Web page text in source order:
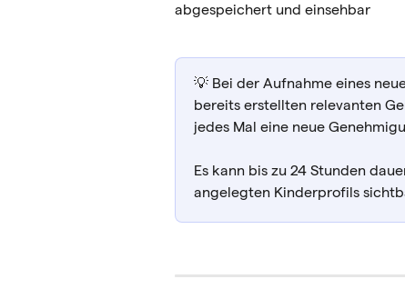
abgespeichert und einsehbar
💡 Bei der Aufnahme eines
bereits erstellten relevanten
jedes Mal eine neue
Es kann bis zu 24 Stunden
angelegten Kinderprofils